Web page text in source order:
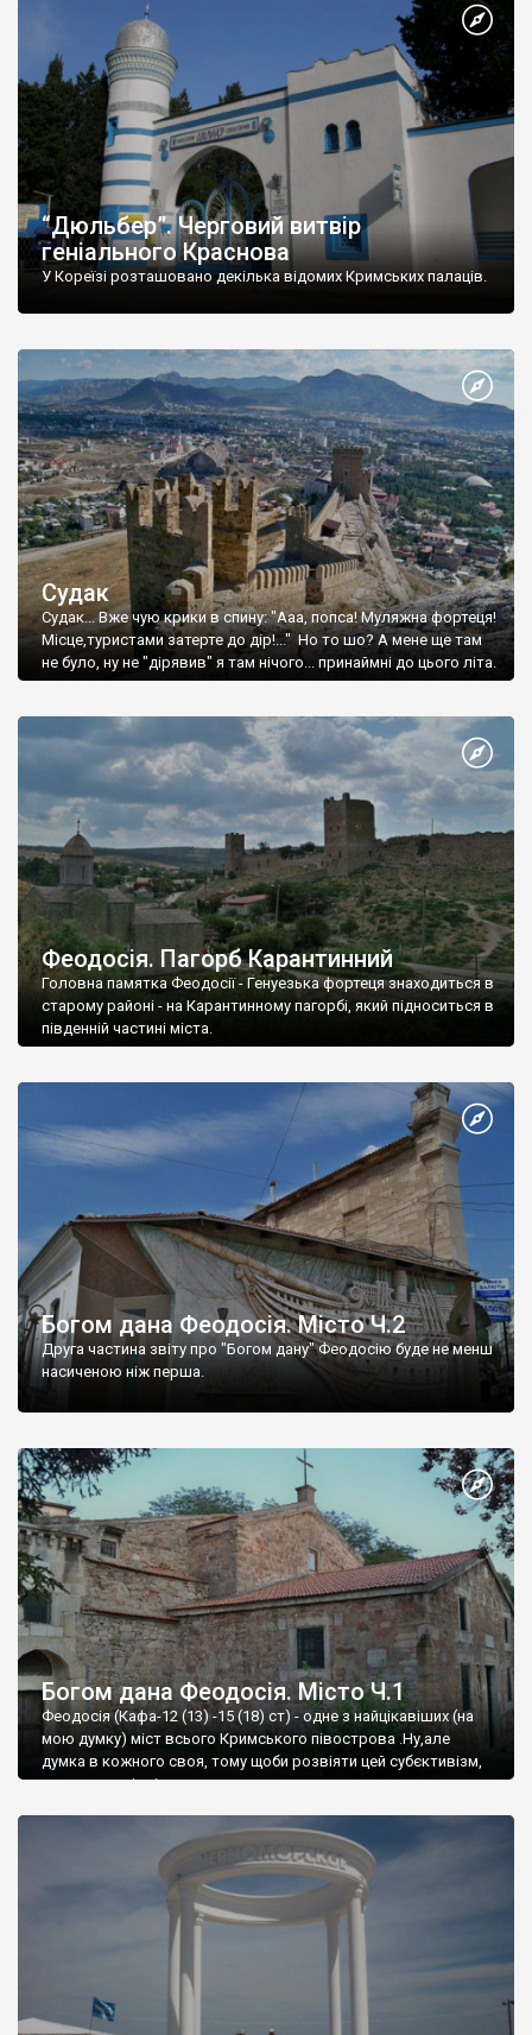
“Дюльбер”. Черговий витвір
геніального Краснова
У Кореїзі розташовано декілька відомих Кримських палаців.
Судак
Судак... Вже чую крики в спину: "Ааа, попса! Муляжна фортеця!
Місце,туристами затерте до дір!..." Но то шо? А мене ще там
не було, ну не "дірявив" я там нічого... принаймні до цього літа.
Феодосія. Пагорб Карантинний
Головна памятка Феодосії - Генуезька фортеця знаходиться в
старому районі - на Карантинному пагорбі, який підноситься в
південній частині міста.
Богом дана Феодосія. Місто Ч.2
Друга частина звіту про "Богом дану" Феодосію буде не менш
насиченою ніж перша.
Богом дана Феодосія. Місто Ч.1
Феодосія (Кафа-12 (13) -15 (18) ст) - одне з найцікавіших (на
мою думку) міст всього Кримського півострова .Ну,але
думка в кожного своя, тому щоби розвіяти цей субєктивізм,
запрошую відвідати це